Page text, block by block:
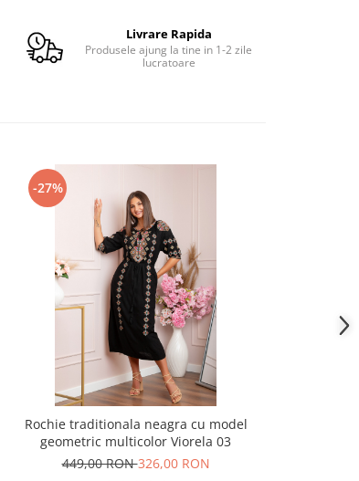
Livrare Rapida
Produsele ajung la tine in 1-2 zile
lucratoare
-27%
Rochie traditionala neagra cu model
geometric multicolor Viorela 03
449,00 RON326,00 RON